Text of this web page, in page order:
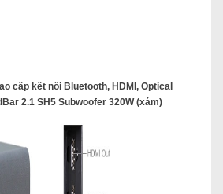
cấp kết nối Bluetooth, HDMI, Optical
2.1 SH5 Subwoofer 320W (xám)